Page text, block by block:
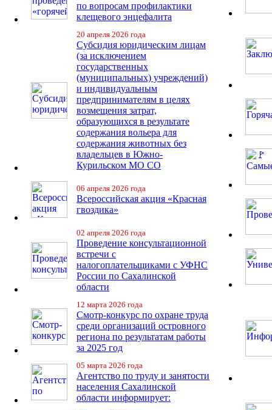
по вопросам профилактики
клещевого энцефалита
20 апреля 2026 года
Субсидия юридическим лицам
(за исключением
государственных
(муниципальных) учреждений)
и индивидуальным
предпринимателям в целях
возмещения затрат,
образующихся в результате
содержания вольера для
содержания животных без
владельцев в Южно-
Курильском МО СО
06 апреля 2026 года
Всероссийская акция «Красная
гвоздика»
02 апреля 2026 года
Проведение консультационной
встречи с
налогоплательщиками с УФНС
России по Сахалинской
области
12 марта 2026 года
Смотр-конкурс по охране труда
среди организаций островного
региона по результатам работы
за 2025 год
05 марта 2026 года
Агентство по труду и занятости
населения Сахалинской
области информирует: